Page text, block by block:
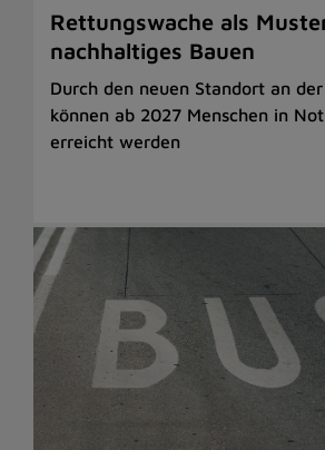
Rettungswache als
nachhaltiges Bauen
Durch den neuen Standort an
können ab 2027 Menschen in
erreicht werden